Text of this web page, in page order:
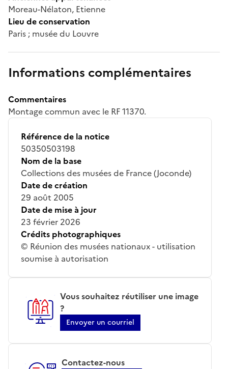
Moreau-Nélaton, Etienne
Lieu de conservation
Paris ; musée du Louvre
Informations complémentaires
Commentaires
Montage commun avec le RF 11370.
Référence de la notice
50350503198
Nom de la base
Collections des musées de France (Joconde)
Date de création
29 août 2005
Date de mise à jour
23 février 2026
Crédits photographiques
© Réunion des musées nationaux - utilisation
soumise à autorisation
Vous souhaitez réutiliser une image
?
Envoyer un courriel
Contactez-nous